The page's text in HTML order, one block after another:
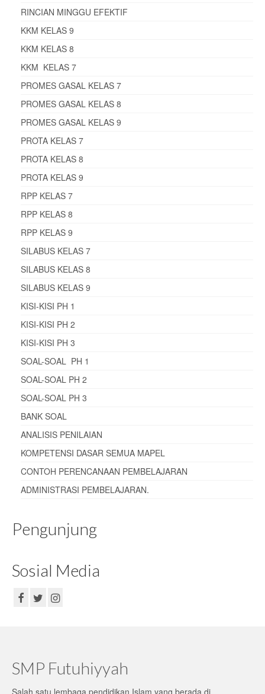
RINCIAN MINGGU EFEKTIF
KKM KELAS 9
KKM KELAS 8
KKM KELAS 7
PROMES GASAL KELAS 7
PROMES GASAL KELAS 8
PROMES GASAL KELAS 9
PROTA KELAS 7
PROTA KELAS 8
PROTA KELAS 9
RPP KELAS 7
RPP KELAS 8
RPP KELAS 9
SILABUS KELAS 7
SILABUS KELAS 8
SILABUS KELAS 9
KISI-KISI PH 1
KISI-KISI PH 2
KISI-KISI PH 3
SOAL-SOAL PH 1
SOAL-SOAL PH 2
SOAL-SOAL PH 3
BANK SOAL
ANALISIS PENILAIAN
KOMPETENSI DASAR SEMUA MAPEL
CONTOH PERENCANAAN PEMBELAJARAN
ADMINISTRASI PEMBELAJARAN.
Pengunjung
Sosial Media
SMP Futuhiyyah